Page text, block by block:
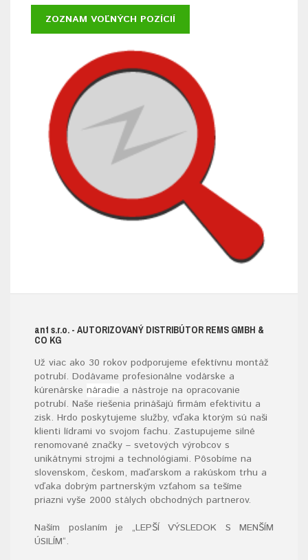
ZOZNAM VOĽNÝCH POZÍCIÍ
ant s.r.o. - AUTORIZOVANÝ DISTRIBÚTOR REMS GMBH &
CO KG
Už viac ako 30 rokov podporujeme efektívnu montáž
potrubí. Dodávame profesionálne vodárske a
kúrenárske náradie a nástroje na opracovanie
potrubí. Naše riešenia prinášajú firmám efektivitu a
zisk. Hrdo poskytujeme služby, vďaka ktorým sú naši
klienti lídrami vo svojom fachu. Zastupujeme silné
renomované značky – svetových výrobcov s
unikátnymi strojmi a technológiami. Pôsobíme na
slovenskom, českom, maďarskom a rakúskom trhu a
vďaka dobrým partnerským vzťahom sa tešíme
priazni vyše 2000 stálych obchodných partnerov.
Naším poslaním je „LEPŠÍ VÝSLEDOK S MENŠÍM
ÚSILÍM“.